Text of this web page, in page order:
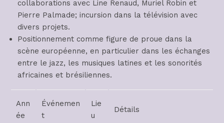
collaborations avec Line Renaud, Muriel Robin et
Pierre Palmade; incursion dans la télévision avec
divers projets.
Positionnement comme figure de proue dans la
scène européenne, en particulier dans les échanges
entre le jazz, les musiques latines et les sonorités
africaines et brésiliennes.
Ann
ée
Événemen
t
Lie
u
Détails